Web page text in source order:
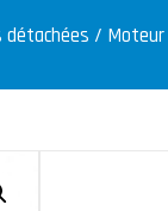
détachées / Moteur